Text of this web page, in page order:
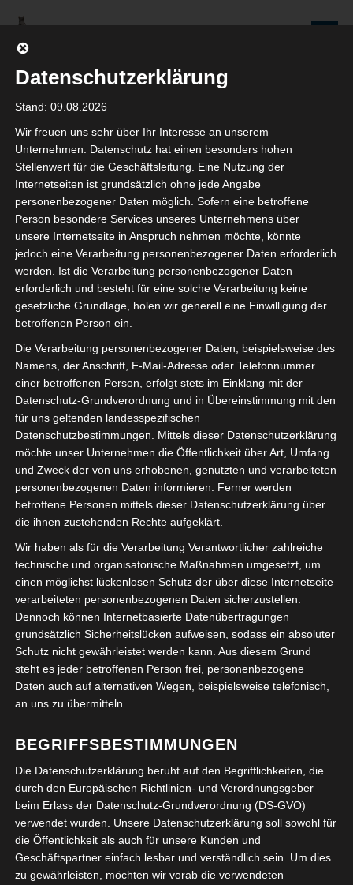
springen
Seniorenredaktion
Wolfenbüttel
WIR WERDEN NICHT NUR ÄLTER, WIR WERDEN AUCH IMMER BESSER!
Schlagwort: Demokrat
75 Jahre Deutsches Grundgesetz
3. MAI 2024
alt!
WEITERLESEN →
VERÖFFENTLICHT IN:KULTUR,POLITIK, SOZIALES
ABGELEGT UNTER:ANTIRASSISMUS,DEMOKRAT ,
DEMOKRATIE,GEBURTSTAG,GRUNDGESETZ,RASSISMUS,
WOLFENBÜTTEL
Europawahl 2024 am 09. Juni
2. MAI 2024
SENIOR DETLEF
Wählen gehen ist Pflicht für jeden Demokraten
WEITERLESEN →
ABGELEGT UNTER:DEMOKRAT, DEMOKRATIE
DEUTSCHLAND
EUROPA , EUROPAWAHL, WAHL
Suchen
nach:
Datenschutzerklärung
Stand: 09.08.2026
Wir freuen uns sehr über Ihr Interesse an unserem
Unternehmen. Datenschutz hat einen besonders hohen
Stellenwert für die Geschäftsleitung. Eine Nutzung der
Internetseiten ist grundsätzlich ohne jede Angabe
personenbezogener Daten möglich. Sofern eine betroffene
Person besondere Services unseres Unternehmens über
unsere Internetseite in Anspruch nehmen möchte, könnte
jedoch eine Verarbeitung personenbezogener Daten erforderlich
werden. Ist die Verarbeitung personenbezogener Daten
erforderlich und besteht für eine solche Verarbeitung keine
gesetzliche Grundlage, holen wir generell eine Einwilligung der
betroffenen Person ein.
Die Verarbeitung personenbezogener Daten, beispielsweise des
Namens, der Anschrift, E-Mail-Adresse oder Telefonnummer
einer betroffenen Person, erfolgt stets im Einklang mit der
Datenschutz-Grundverordnung und in Übereinstimmung mit den
für uns geltenden landesspezifischen
Datenschutzbestimmungen. Mittels dieser Datenschutzerklärung
möchte unser Unternehmen die Öffentlichkeit über Art, Umfang
und Zweck der von uns erhobenen, genutzten und verarbeiteten
personenbezogenen Daten informieren. Ferner werden
betroffene Personen mittels dieser Datenschutzerklärung über
die ihnen zustehenden Rechte aufgeklärt.
Wir haben als für die Verarbeitung Verantwortlicher zahlreiche
technische und organisatorische Maßnahmen umgesetzt, um
einen möglichst lückenlosen Schutz der über diese Internetseite
verarbeiteten personenbezogenen Daten sicherzustellen.
Dennoch können Internetbasierte Datenübertragungen
grundsätzlich Sicherheitslücken aufweisen, sodass ein absoluter
Schutz nicht gewährleistet werden kann. Aus diesem Grund
steht es jeder betroffenen Person frei, personenbezogene
Daten auch auf alternativen Wegen, beispielsweise telefonisch,
an uns zu übermitteln.
BEGRIFFSBESTIMMUNGEN
Die Datenschutzerklärung beruht auf den Begrifflichkeiten, die
durch den Europäischen Richtlinien- und Verordnungsgeber
beim Erlass der Datenschutz-Grundverordnung (DS-GVO)
verwendet wurden. Unsere Datenschutzerklärung soll sowohl für
die Öffentlichkeit als auch für unsere Kunden und
Geschäftspartner einfach lesbar und verständlich sein. Um dies
zu gewährleisten, möchten wir vorab die verwendeten